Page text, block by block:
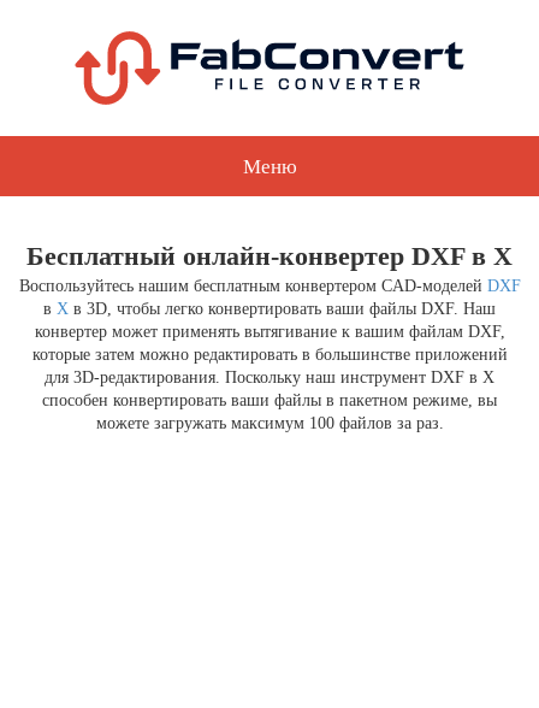
Меню
Бесплатный онлайн-конвертер DXF в X
Воспользуйтесь нашим бесплатным конвертером CAD-моделей DXF
в X в 3D, чтобы легко конвертировать ваши файлы DXF. Наш
конвертер может применять вытягивание к вашим файлам DXF,
которые затем можно редактировать в большинстве приложений
для 3D-редактирования. Поскольку наш инструмент DXF в X
способен конвертировать ваши файлы в пакетном режиме, вы
можете загружать максимум 100 файлов за раз.